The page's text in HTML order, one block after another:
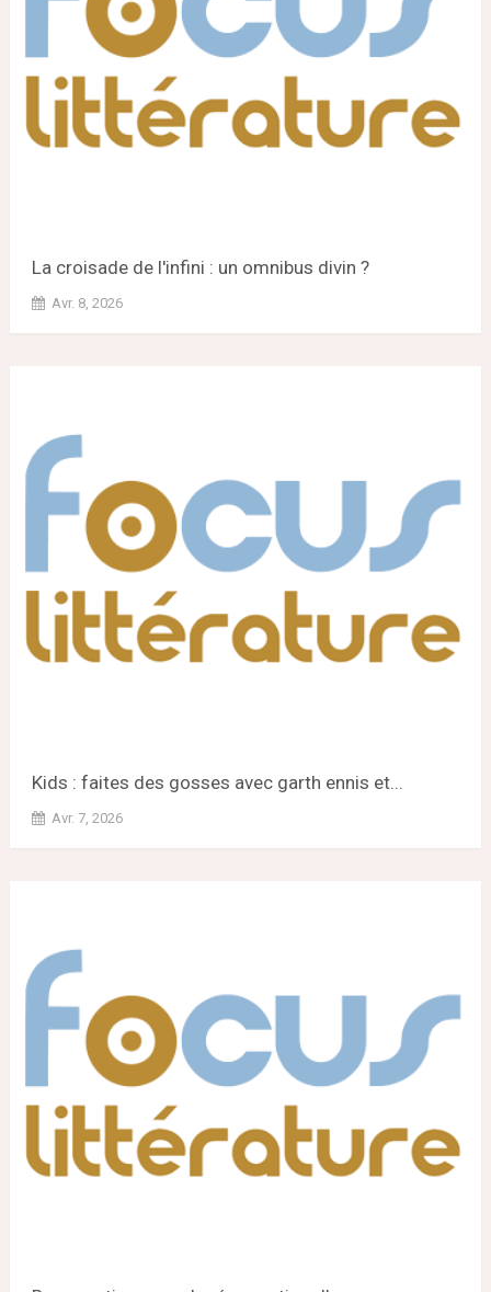
La croisade de l'infini : un omnibus divin ?
Avr. 8, 2026
Kids : faites des gosses avec garth ennis et...
Avr. 7, 2026